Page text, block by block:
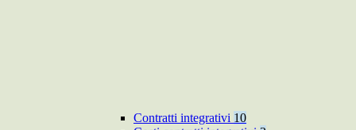
Contratti integrativi 10